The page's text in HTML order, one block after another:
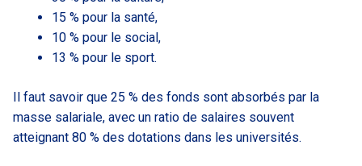
15 % pour la santé,
10 % pour le social,
13 % pour le sport.
Il faut savoir que 25 % des fonds sont absorbés par la
masse salariale, avec un ratio de salaires souvent
atteignant 80 % des dotations dans les universités.